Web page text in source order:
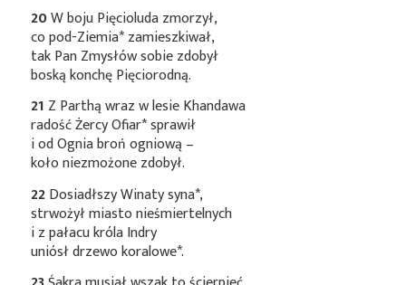
20W boju Pięcioluda zmorzył,
co pod-Ziemia*zamieszkiwał,
tak Pan Zmysłów sobie zdobył
boską konchę Pięciorodną.
21 Z Parthą wraz w lesie Khandawa
radość ŻercyOfiar*sprawił
i od Ognia broń ogniową –
koło niezmożone zdobył.
22Dosiadłszy Winatysyna*,
strwożył miasto nieśmiertelnych
i z pałacu króla Indry
uniósł drzewokoralowe*.